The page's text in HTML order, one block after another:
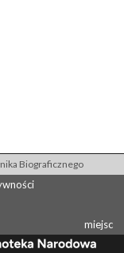
Biograficznego
miejsc